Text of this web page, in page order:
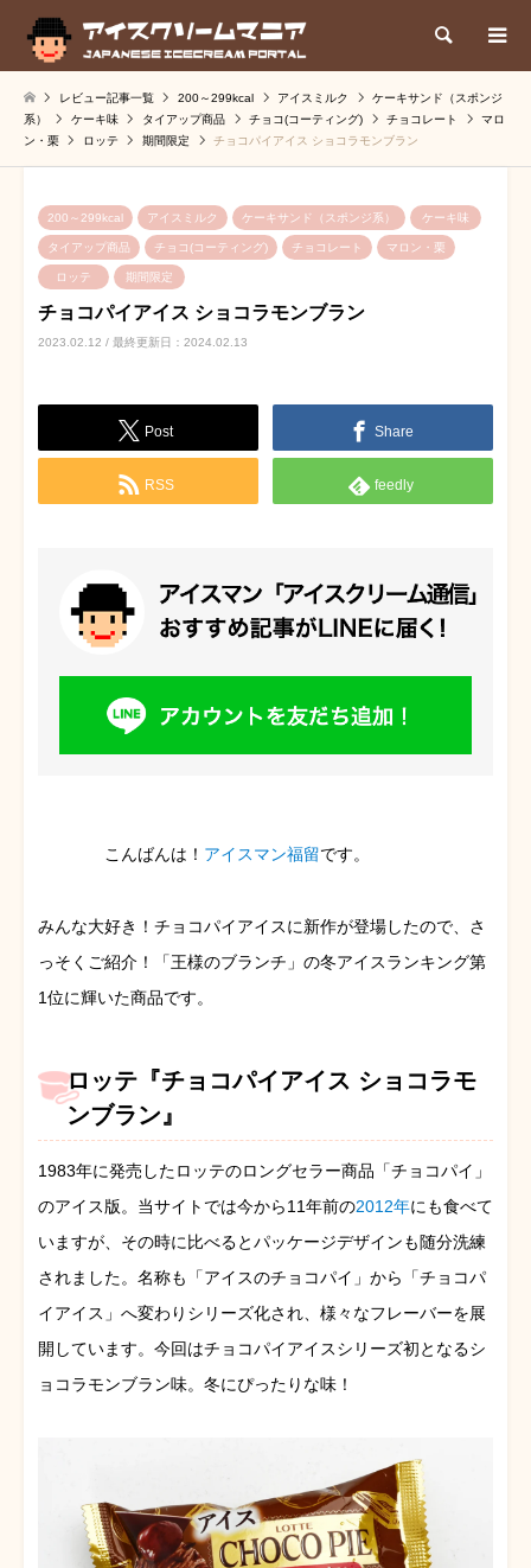
検索
レビュー記事一覧 200～299kcal アイスミルク
ケーキサンド（スポンジ
系）
ケーキ味 タイアップ商品 チョコ(コーティング) チョコレート
マロ
ン・栗
ロッテ 期間限定 チョコパイアイス ショコラモンブラン
200～299kcal アイスミルク ケーキサンド（スポンジ系） ケーキ味
タイアップ商品 チョコ(コーティング) チョコレート マロン・栗
ロッテ 期間限定
チョコパイアイス ショコラモンブラン
2023.02.12 / 最終更新日：2024.02.13
Post Share
RSS feedly
こんばんは！ アイスマン福留です。
みんな大好き！チョコパイアイスに新作が登場したので、さ
っそくご紹介！「王様のブランチ」の冬アイスランキング第
1位に輝いた商品です。
ロッテ『チョコパイアイス ショコラモ
ンブラン』
1983年に発売したロッテのロングセラー商品「チョコパイ」
のアイス版。当サイトでは今から11年前の2012年にも食べて
いますが、その時に比べるとパッケージデザインも随分洗練
されました。名称も「アイスのチョコパイ」から「チョコパ
イアイス」へ変わりシリーズ化され、様々なフレーバーを展
開しています。今回はチョコパイアイスシリーズ初となるシ
ョコラモンブラン味。冬にぴったりな味！